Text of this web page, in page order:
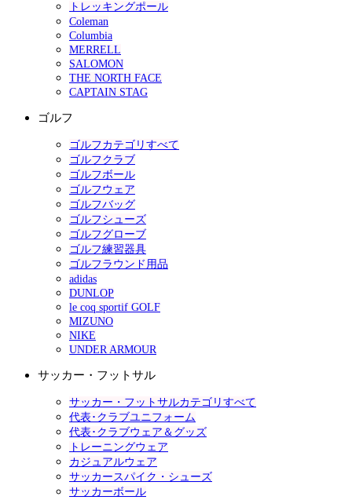
トレッキングポール
Coleman
Columbia
MERRELL
SALOMON
THE NORTH FACE
CAPTAIN STAG
ゴルフ
ゴルフカテゴリすべて
ゴルフクラブ
ゴルフボール
ゴルフウェア
ゴルフバッグ
ゴルフシューズ
ゴルフグローブ
ゴルフ練習器具
ゴルフラウンド用品
adidas
DUNLOP
le coq sportif GOLF
MIZUNO
NIKE
UNDER ARMOUR
サッカー・フットサル
サッカー・フットサルカテゴリすべて
代表･クラブユニフォーム
代表･クラブウェア＆グッズ
トレーニングウェア
カジュアルウェア
サッカースパイク・シューズ
サッカーボール